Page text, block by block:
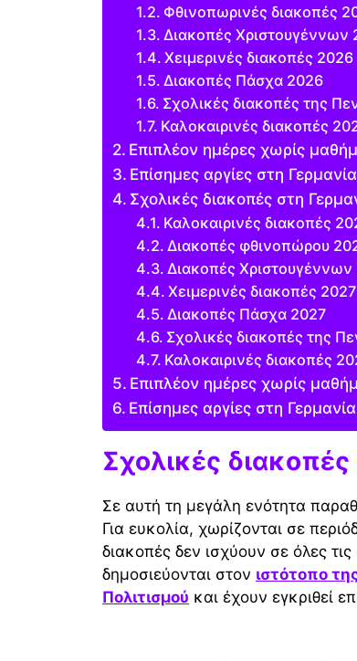
Φθινοπωρινές διακοπές
Διακοπές Χριστουγέννων
Χειμερινές διακοπές 2026
Διακοπές Πάσχα 2026
Σχολικές διακοπές της
Καλοκαιρινές διακοπές
Επιπλέον ημέρες χωρίς
Επίσημες αργίες στη
Σχολικές διακοπές στη
Καλοκαιρινές διακοπές
Διακοπές φθινοπώρου
Διακοπές
Χειμερινές διακοπές 2027
Διακοπές Πάσχα 2027
Σχολικές διακοπές της
Καλοκαιρινές διακοπές
Επιπλέον ημέρες χωρίς
Επίσημες αργίες στη
Σχολικές
Σε αυτή τη μεγάλη ενότητα
Για ευκολία, χωρίζονται σε
διακοπές δεν ισχύουν σε όλες
δημοσιεύονται στον ιστότοπο
Πολιτισμού και έχουν εγκριθεί